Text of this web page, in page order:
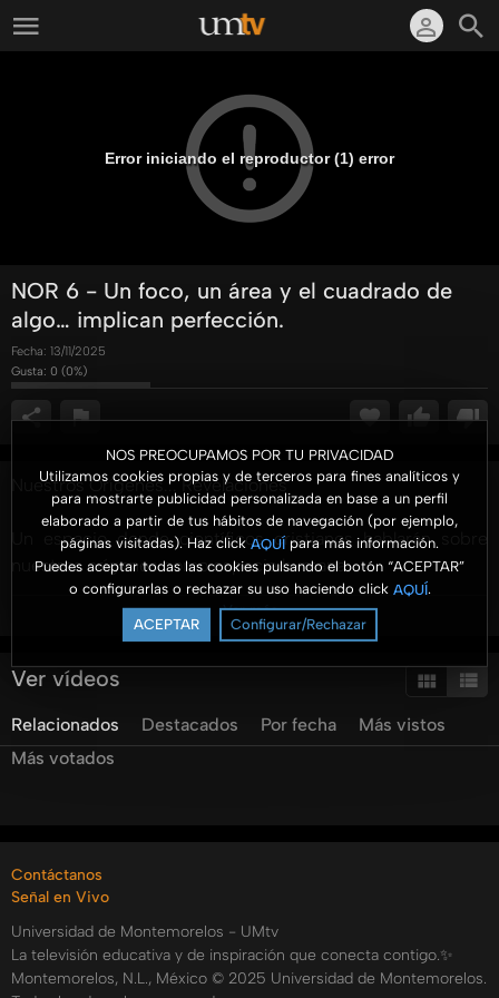
NOS PREOCUPAMOS POR TU PRIVACIDAD
Utilizamos cookies propias y de terceros para fines analíticos y
para mostrarte publicidad personalizada en base a un perfil
elaborado a partir de tus hábitos de navegación (por ejemplo,
páginas visitadas). Haz click AQUÍ para más información.
Puedes aceptar todas las cookies pulsando el botón “ACEPTAR”
o configurarlas o rechazar su uso haciendo click AQUÍ.
ACEPTAR Configurar/Rechazar
Error iniciando el reproductor (1) error
NOR 6 - Un foco, un área y el cuadrado de
algo… implican perfección.
Fecha: 13/11/2025
Gusta: 0 (0%)
Nuestros Orígenes... Revelaciones
Un espacio donde científicos cristianos hablarán sobre
nuestros orígenes como especie humana.
Todos los días al despertar e ir a nuestras distintas
actividades vemos al sol salir y ocultarse por la tarde,
vivimos regidos por días, estaciones y años. ¿Te has
día de la creación surgieron las lumbreras y los cuerpos
celestes de quienes Dios dijo: “Haya lumbreras en la
cuales rigen el movimiento de los cuerpos celestes, así
Impartido por la MC Yesenia Rincón Torres, Docente en el
área de Matemáticas en los niveles de Educación Básica y
Ver más
Ver vídeos
Relacionados Destacados Por fecha
Más vistos
Más votados
Contáctanos
Señal en Vivo
Universidad de Montemorelos - UMtv
La televisión educativa y de inspiración que conecta contigo.✨
Montemorelos, N.L., México © 2025 Universidad de Montemorelos.